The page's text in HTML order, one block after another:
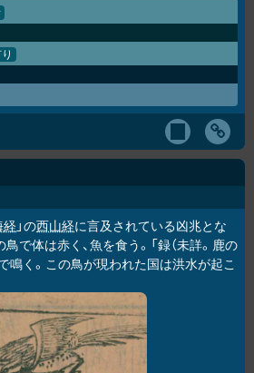
経 」の西山経に言及されている凶兆とな
で体は赤く、魚を食う。「録（未詳。鹿の
鳴く。この鳥が現われた国は洪水が起こ